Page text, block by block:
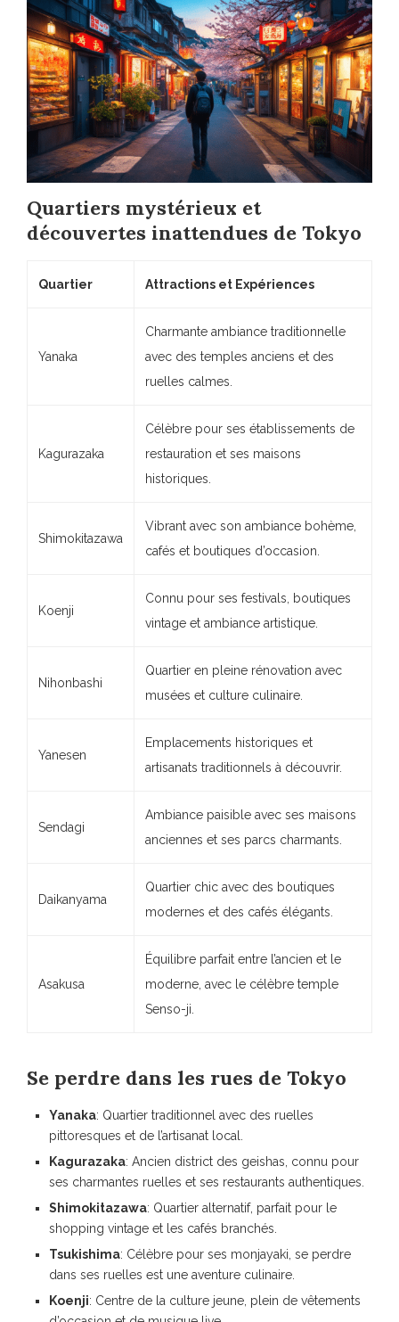
Quartiers mystérieux et
découvertes inattendues de Tokyo
Quartier Attractions et Expériences
Yanaka
Charmante ambiance traditionnelle
avec des temples anciens et des
ruelles calmes.
Kagurazaka
Célèbre pour ses établissements de
restauration et ses maisons
historiques.
Shimokitazawa
Vibrant avec son ambiance bohème,
cafés et boutiques d’occasion.
Koenji
Connu pour ses festivals, boutiques
vintage et ambiance artistique.
Nihonbashi
Quartier en pleine rénovation avec
musées et culture culinaire.
Yanesen
Emplacements historiques et
artisanats traditionnels à découvrir.
Sendagi
Ambiance paisible avec ses maisons
anciennes et ses parcs charmants.
Daikanyama
Quartier chic avec des boutiques
modernes et des cafés élégants.
Asakusa
Équilibre parfait entre l’ancien et le
moderne, avec le célèbre temple
Senso-ji.
Se perdre dans les rues de Tokyo
Yanaka: Quartier traditionnel avec des ruelles
pittoresques et de l’artisanat local.
Kagurazaka: Ancien district des geishas, connu pour
ses charmantes ruelles et ses restaurants authentiques.
Shimokitazawa: Quartier alternatif, parfait pour le
shopping vintage et les cafés branchés.
Tsukishima: Célèbre pour ses monjayaki, se perdre
dans ses ruelles est une aventure culinaire.
Koenji: Centre de la culture jeune, plein de vêtements